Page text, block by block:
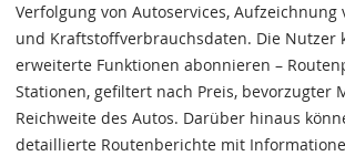
Verfolgung von Autoservices, Aufzeichnung
und Kraftstoffverbrauchsdaten. Die Nutzer
erweiterte Funktionen abonnieren –
Stationen, gefiltert nach Preis, bevorzugter
Reichweite des Autos. Darüber hinaus
detaillierte Routenberichte mit